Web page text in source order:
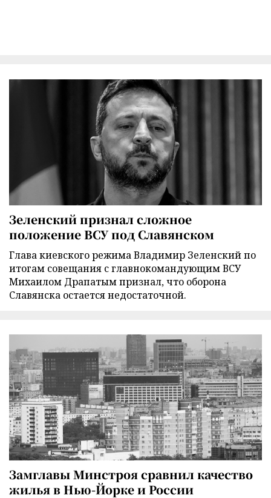
Зеленский признал сложное
положение ВСУ под Славянском
Глава киевского режима Владимир Зеленский по
итогам совещания с главнокомандующим ВСУ
Михаилом Драпатым признал, что оборона
Славянска остается недостаточной.
Замглавы Минстроя сравнил качество
жилья в Нью-Йорке и России